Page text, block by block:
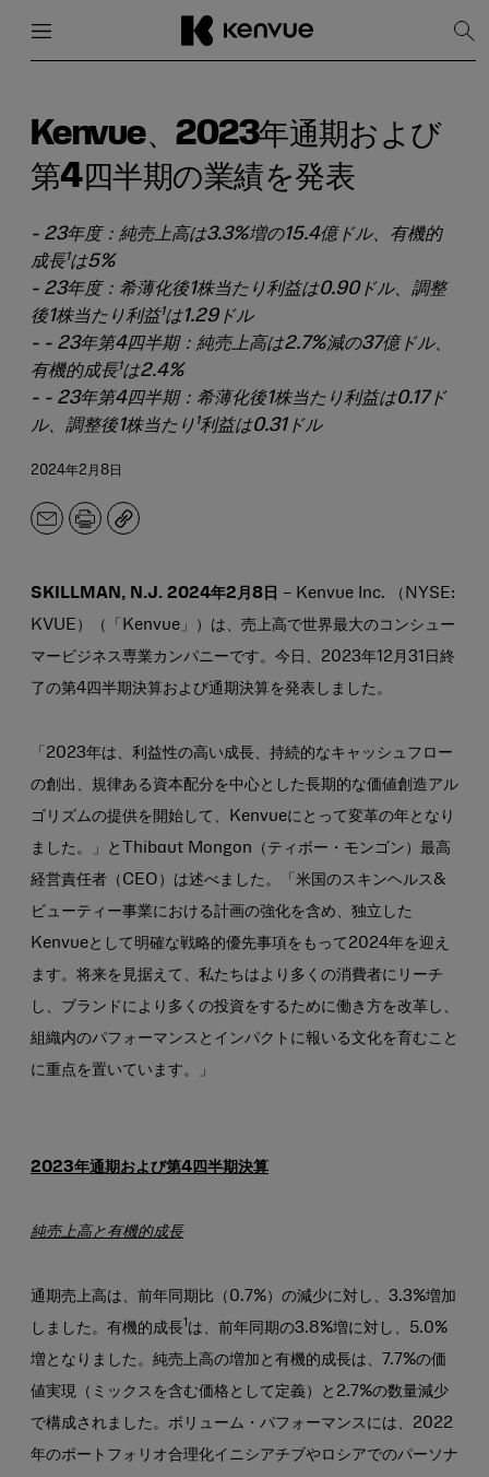
検
索
Kenvue、2023年通期および
第4四半期の業績を発表
- 23年度：純売上高は3.3%増の15.4億ドル、有機的
成長1は5%
- 23年度：希薄化後1株当たり利益は0.90ドル、調整
後1株当たり利益1は1.29ドル
- - 23年第4四半期：純売上高は2.7%減の37億ドル、
有機的成長1は2.4%
- - 23年第4四半期：希薄化後1株当たり利益は0.17ド
ル、調整後1株当たり 1利益は0.31ドル
2024年2月8日
メ
ア
ド
ス
印
コ
SKILLMAN, N.J. 2024年2月8日 – Kenvue Inc. （NYSE:
KVUE）（「Kenvue」）は、売上高で世界最大のコンシュー
マービジネス専業カンパニーです。今日、2023年12月31日終
了の第4四半期決算および通期決算を発表しました。
「2023年は、利益性の高い成長、持続的なキャッシュフロー
の創出、規律ある資本配分を中心とした長期的な価値創造アル
ゴリズムの提供を開始して、Kenvueにとって変革の年となり
ました。」とThibaut Mongon（ティボー・モンゴン）最高
経営責任者（CEO）は述べました。「米国のスキンヘルス&
ビューティー事業における計画の強化を含め、独立した
Kenvueとして明確な戦略的優先事項をもって2024年を迎え
ます。将来を見据えて、私たちはより多くの消費者にリーチ
し、ブランドにより多くの投資をするために働き方を改革し、
組織内のパフォーマンスとインパクトに報いる文化を育むこと
に重点を置いています。」
2023年通期および第4四半期決算
純売上高と有機的成長
通期売上高は、前年同期比（0.7%）の減少に対し、3.3%増加
しました。有機的成長1 は、前年同期の3.8%増に対し、5.0%
増となりました。純売上高の増加と有機的成長は、7.7%の価
値実現（ミックスを含む価格として定義）と2.7%の数量減少
で構成されました。ボリューム・パフォーマンスには、2022
年のポートフォリオ合理化イニシアチブやロシアでのパーソナ